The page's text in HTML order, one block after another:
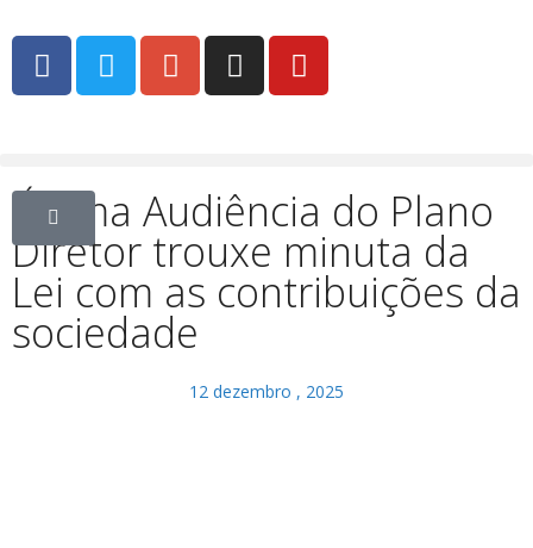
Última Audiência do Plano
Diretor trouxe minuta da
Lei com as contribuições da
sociedade
12 dezembro , 2025